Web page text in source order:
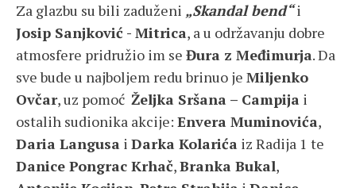
Za glazbu su bili zaduženi „Skandal bend“i
Josip Sanjković - Mitrica, a u održavanju dobre
atmosfere pridružio im se Đura z Međimurja. Da
sve bude u najboljem redu brinuo je Miljenko
Ovčar, uz pomoć Željka Sršana – Campija i
ostalih sudionika akcije: Envera Muminovića,
Daria Langusa i Darka Kolarića iz Radija 1 te
Danice Pongrac Krhač,Branka Bukal,